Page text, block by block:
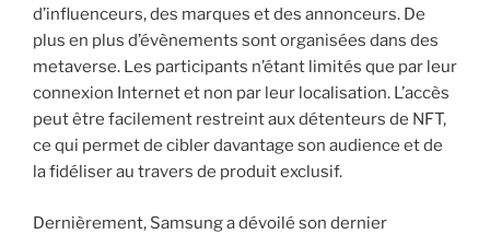
d’influenceurs, des marques et des annonceurs. De
plus en plus d’évènements sont organisées dans des
metaverse. Les participants n’étant limités que par leur
connexion Internet et non par leur localisation. L’accès
peut être facilement restreint aux détenteurs de NFT,
ce qui permet de cibler davantage son audience et de
la fidéliser au travers de produit exclusif.
Dernièrement, Samsung a dévoilé son dernier